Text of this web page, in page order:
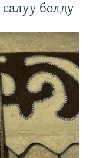
болду